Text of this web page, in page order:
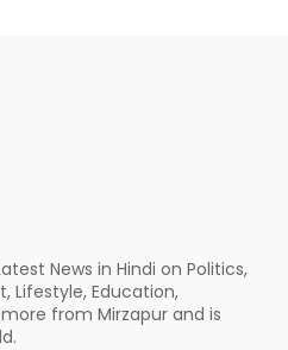
News in Hindi on Politics,
Lifestyle, Education,
from Mirzapur and is